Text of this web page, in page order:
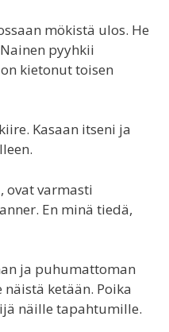
mökistä ulos. He
pyyhkii
kietonut toisen
Kasaan itseni ja
ovat varmasti
En minä tiedä,
ja puhumattoman
ketään. Poika
näille tapahtumille.